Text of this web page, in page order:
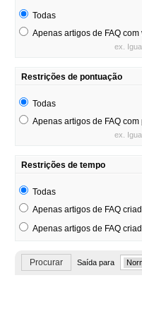
Todas
Apenas artigos de FAQ com
ex.
Restrições de pontuação
Todas
Apenas artigos de FAQ com
ex.
Restrições de tempo
Todas
Apenas artigos de FAQ
Apenas artigos de FAQ
Procurar Saída para